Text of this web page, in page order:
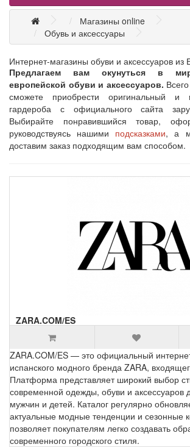
Магазины online
Обувь и аксессуары
Интернет-магазины обуви и аксессуаров
Предлагаем вам окунуться в мир
европейской обуви и аксессуаров.
сможете приобрести оригинальный и
гардероба с официального сайта
Выбирайте понравившийся товар,
руководствуясь нашими подсказками, а
доставим заказ подходящим вам способом.
ZARA.COM/ES
ZARA.COM/ES — это официальный
испанского модного бренда ZARA,
Платформа представляет широкий выбор
современной одежды, обуви и аксессуаров
мужчин и детей. Каталог регулярно
актуальные модные тенденции и сезонные
позволяет покупателям легко создавать
современного городского стиля.